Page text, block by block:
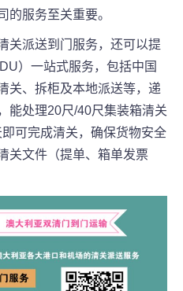
的服务至关重要。
关派送到门服务，还可以提
）一站式服务，包括中国
关、拆柜及本地派送等，递
能处理20尺/40尺集装箱清关
可完成清关，确保货物安全
关文件（提单、箱单发票